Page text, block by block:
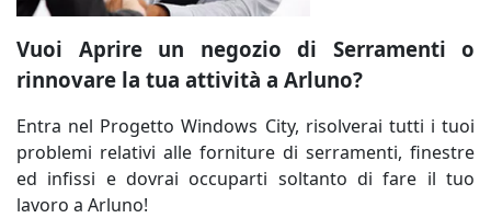
Vuoi Aprire un negozio di Serramenti o
rinnovare la tua attività a Arluno?
Entra nel Progetto Windows City, risolverai tutti i tuoi
problemi relativi alle forniture di serramenti, finestre
ed infissi e dovrai occuparti soltanto di fare il tuo
lavoro a Arluno!